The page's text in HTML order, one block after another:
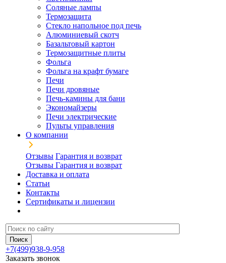
Соляные лампы
Термозащита
Стекло напольное под печь
Алюминиевый скотч
Базальтовый картон
Термозащитные плиты
Фольга
Фольга на крафт бумаге
Печи
Печи дровяные
Печь-камины для бани
Экономайзеры
Печи электрические
Пульты управления
О компании
Отзывы Гарантия и возврат
Отзывы Гарантия и возврат
Доставка и оплата
Статьи
Контакты
Сертификаты и лицензии
+7(499)938-9-958
Заказать звонок